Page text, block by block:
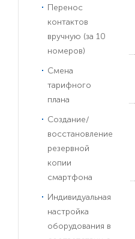
Перенос
контактов
вручную (за 10
номеров)
Смена
тарифного
плана
Создание/
восстановление
резервной
копии
смартфона
Индивидуальная
настройка
оборудования в